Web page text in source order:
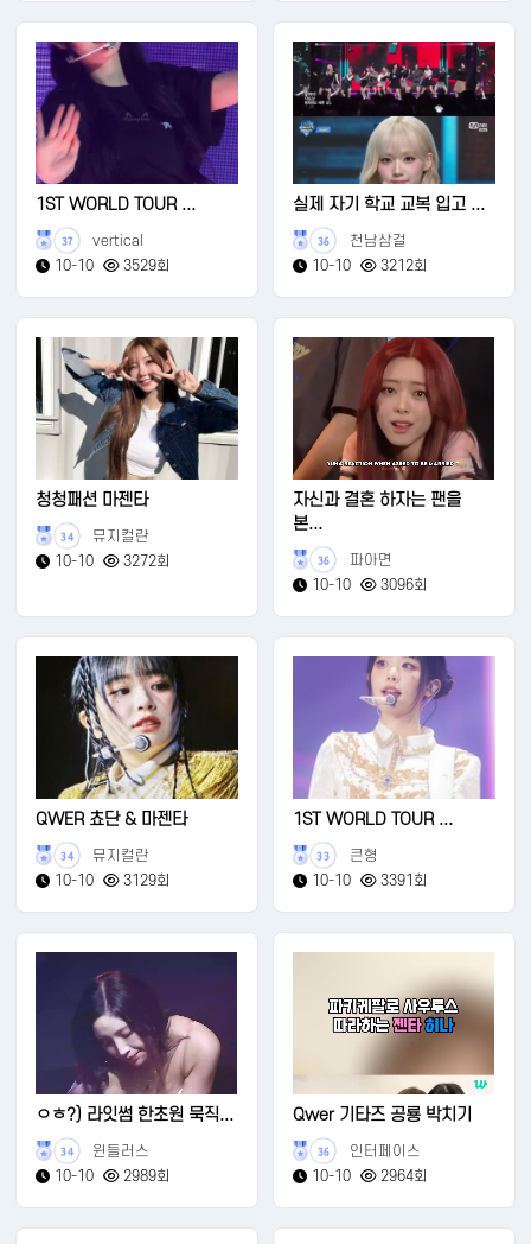
1ST WORLD TOUR ...
37
vertical
10-10
3529회
실제 자기 학교 교복 입고 ...
36
천남삼걸
10-10
3212회
청청패션 마젠타
34
뮤지컬란
10-10
3272회
자신과 결혼 하자는 팬을
본...
36
파아면
10-10
3096회
QWER 쵸단 & 마젠타
34
뮤지컬란
10-10
3129회
1ST WORLD TOUR ...
33
큰형
10-10
3391회
ㅇㅎ?) 라잇썸 한초원 묵직...
34
윈들러스
10-10
2989회
Qwer 기타즈 공룡 박치기
36
인터페이스
10-10
2964회